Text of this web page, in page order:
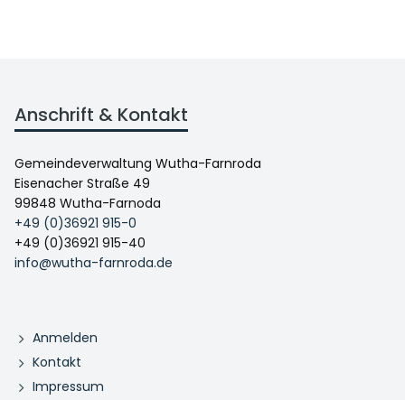
Anschrift & Kontakt
Gemeindeverwaltung Wutha-Farnroda
Eisenacher Straße 49
99848 Wutha-Farnoda
+49 (0)36921 915-0
+49 (0)36921 915-40
info@wutha-farnroda.de
Anmelden
Kontakt
Impressum